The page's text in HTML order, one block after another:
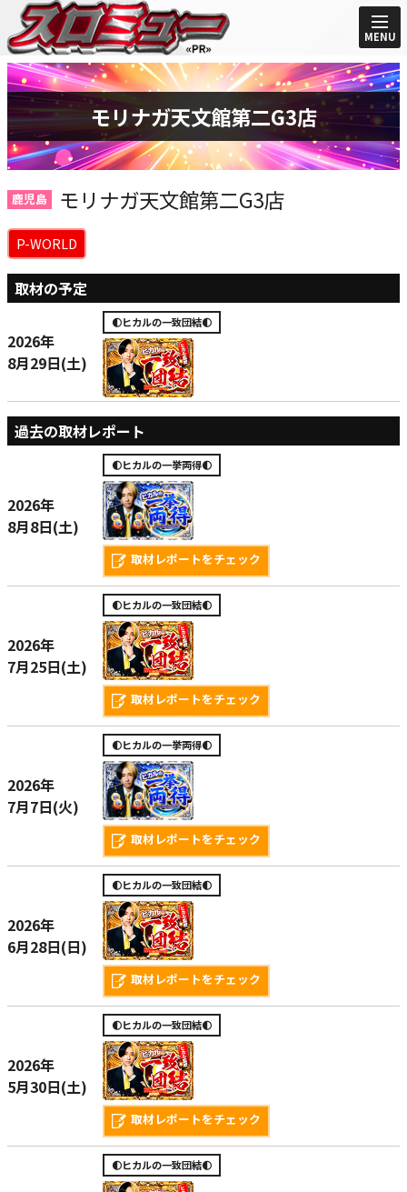
MENU
モリナガ天文館第二G3店
鹿児島 モリナガ天文館第二G3店
P-WORLD
取材の予定
2026年
8月29日(土)
🌓ヒカルの一致団結🌓
過去の取材レポート
2026年
8月8日(土)
🌓ヒカルの一挙両得🌓
取材レポートをチェック
2026年
7月25日(土)
🌓ヒカルの一致団結🌓
取材レポートをチェック
2026年
7月7日(火)
🌓ヒカルの一挙両得🌓
取材レポートをチェック
2026年
6月28日(日)
🌓ヒカルの一致団結🌓
取材レポートをチェック
2026年
5月30日(土)
🌓ヒカルの一致団結🌓
取材レポートをチェック
🌓ヒカルの一致団結🌓